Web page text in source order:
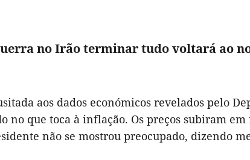
no Irão terminar tudo voltará ao
aos dados económicos revelados pelo
no que toca à inflação. Os preços subiram
não se mostrou preocupado, dizendo